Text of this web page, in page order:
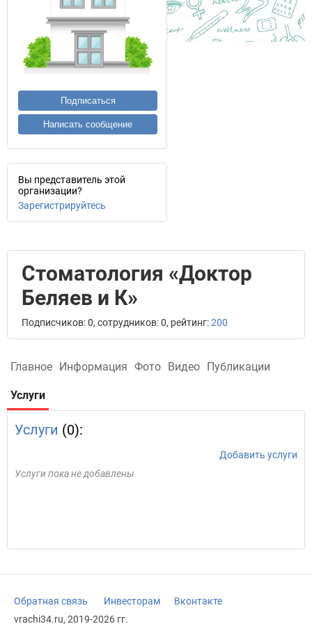
Подписаться
Написать сообщение
Вы представитель этой
организации?
Зарегистрируйтесь
Стоматология «Доктор
Беляев и К»
Подписчиков: 0, сотрудников: 0, рейтинг:200
Главное Информация Фото Видео Публикации
Услуги
Услуги (0):
Добавить услуги
Услуги пока не добавлены
Обратная связь Инвесторам
Вконтакте
vrachi34.ru, 2019-2026 гг.